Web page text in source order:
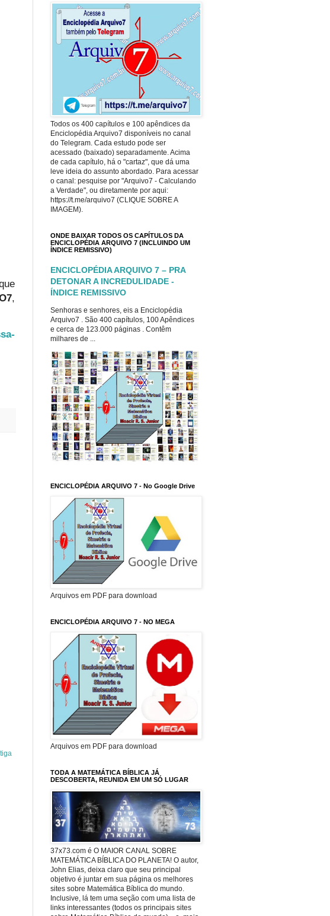
,
Todos os 400 capítulos e 100 apêndices da
Enciclopédia Arquivo7 disponíveis no canal
do Telegram. Cada estudo pode ser
acessado (baixado) separadamente. Acima
de cada capítulo, há o "cartaz", que dá uma
leve ideia do assunto abordado. Para acessar
o canal: pesquise por "Arquivo7 - Calculando
a Verdade", ou diretamente por aqui:
https://t.me/arquivo7 (CLIQUE SOBRE A
IMAGEM).
ONDE BAIXAR TODOS OS CAPÍTULOS DA
ENCICLOPÉDIA ARQUIVO 7 (INCLUINDO UM
ÍNDICE REMISSIVO)
ENCICLOPÉDIA ARQUIVO 7 – PRA
DETONAR A INCREDULIDADE -
ÍNDICE REMISSIVO
Senhoras e senhores, eis a Enciclopédia
Arquivo7 . São 400 capítulos, 100 Apêndices
e cerca de 123.000 páginas . Contêm
milhares de ...
ENCICLOPÉDIA ARQUIVO 7 - No Google Drive
Arquivos em PDF para download
ENCICLOPÉDIA ARQUIVO 7 - NO MEGA
Arquivos em PDF para download
TODA A MATEMÁTICA BÍBLICA JÁ
DESCOBERTA, REUNIDA EM UM SÓ LUGAR
37x73.com é O MAIOR CANAL SOBRE
MATEMÁTICA BÍBLICA DO PLANETA! O autor,
John Elias, deixa claro que seu principal
objetivo é juntar em sua página os melhores
sites sobre Matemática Bíblica do mundo.
Inclusive, lá tem uma seção com uma lista de
links interessantes (todos os principais sites